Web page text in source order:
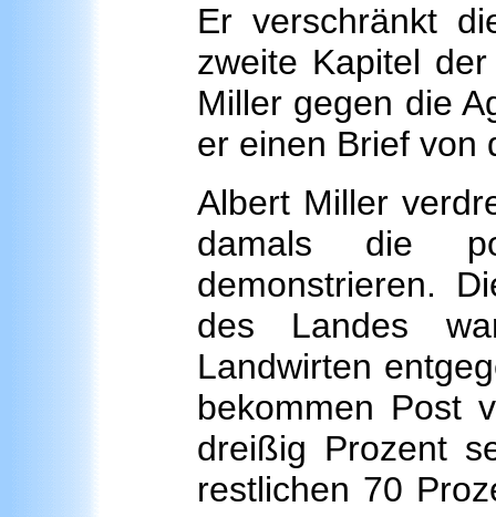
Er verschränkt
zweite Kapitel
Miller gegen die
er einen Brief von
Albert Miller
damals die
demonstrieren.
des Landes
Landwirten
bekommen Post
dreißig Prozent
restlichen 70